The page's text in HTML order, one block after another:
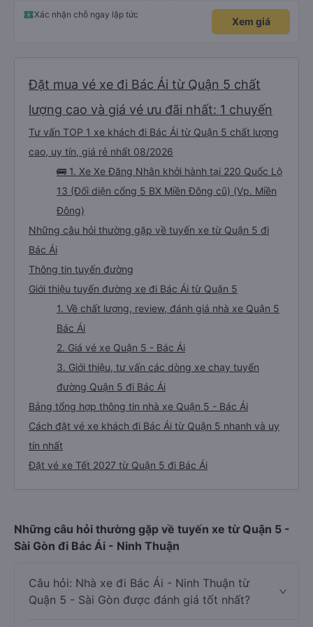
Xác nhận chỗ ngay lập tức
Xem giá
Đặt mua vé xe đi Bác Ái từ Quận 5 chất
lượng cao và giá vé ưu đãi nhất: 1 chuyến
Tư vấn TOP 1 xe khách đi Bác Ái từ Quận 5 chất lượng
cao, uy tín, giá rẻ nhất 08/2026
🚌 1. Xe Xe Đăng Nhân khởi hành tại 220 Quốc Lộ
13 (Đối diện cổng 5 BX Miền Đông cũ) (Vp. Miền
Đông)
Những câu hỏi thường gặp về tuyến xe từ Quận 5 đi
Bác Ái
Thông tin tuyến đường
Giới thiệu tuyến đường xe đi Bác Ái từ Quận 5
1. Về chất lượng, review, đánh giá nhà xe Quận 5
Bác Ái
2. Giá vé xe Quận 5 - Bác Ái
3. Giới thiệu, tư vấn các dòng xe chạy tuyến
đường Quận 5 đi Bác Ái
Bảng tổng hợp thông tin nhà xe Quận 5 - Bác Ái
Cách đặt vé xe khách đi Bác Ái từ Quận 5 nhanh và uy
tín nhất
Đặt vé xe Tết 2027 từ Quận 5 đi Bác Ái
Những câu hỏi thường gặp về tuyến xe từ Quận 5 -
Sài Gòn đi Bác Ái - Ninh Thuận
Câu hỏi: Nhà xe đi Bác Ái - Ninh Thuận từ
Quận 5 - Sài Gòn được đánh giá tốt nhất?